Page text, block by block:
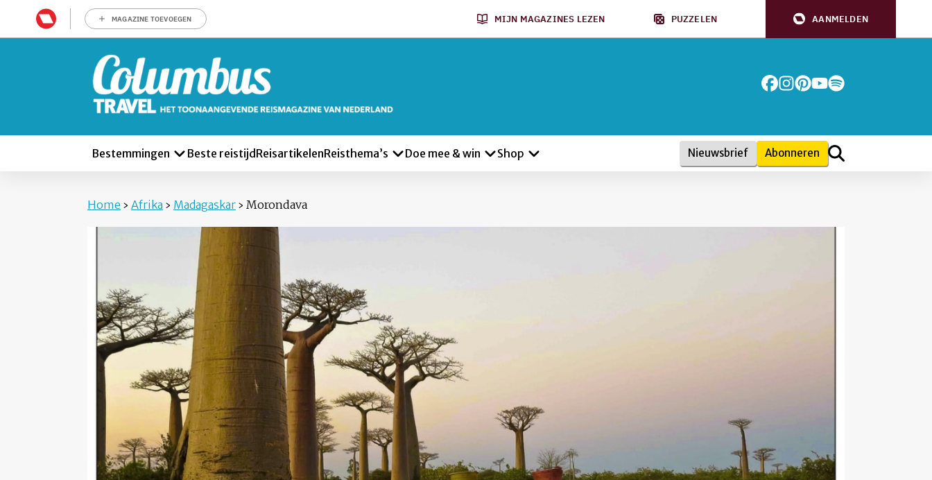
MAGAZINE TOEVOEGEN MIJN MAGAZINES LEZEN PUZZELEN AANMELDEN
Bestemmingen Beste reistijd ReisartikelenReisthema’s Doe mee & win Shop Nieuwsbrief Abonneren
Home › Afrika › Madagaskar › Morondava